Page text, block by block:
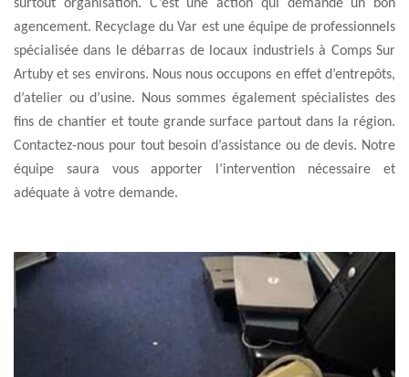
surtout organisation. C’est une action qui demande un bon
agencement. Recyclage du Var est une équipe de professionnels
spécialisée dans le débarras de locaux industriels à Comps Sur
Artuby et ses environs. Nous nous occupons en effet d’entrepôts,
d’atelier ou d’usine. Nous sommes également spécialistes des
fins de chantier et toute grande surface partout dans la région.
Contactez-nous pour tout besoin d’assistance ou de devis. Notre
équipe saura vous apporter l’intervention nécessaire et
adéquate à votre demande.